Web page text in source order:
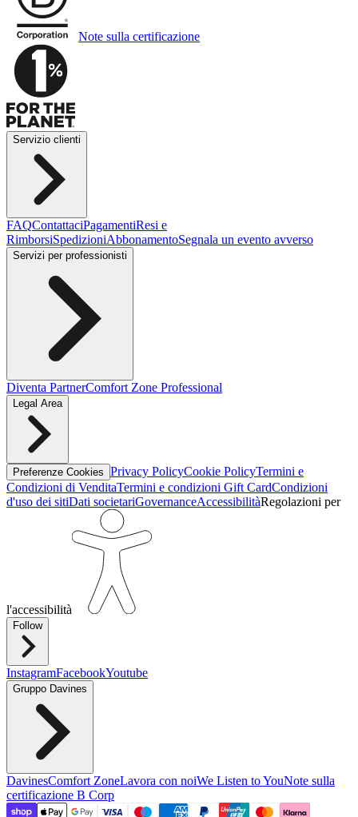
Note sulla certificazione
Servizio clienti
FAQContattaciPagamentiResi e
RimborsiSpedizioniAbbonamentoSegnala un evento avverso
Servizi per professionisti
Diventa PartnerComfort Zone Professional
Legal Area
Preferenze Cookies Privacy PolicyCookie PolicyTermini e
Condizioni di VenditaTermini e condizioni Gift CardCondizioni
d'uso dei sitiDati societariGovernanceAccessibilitàRegolazioni per
l'accessibilità
Follow
InstagramFacebookYoutube
Gruppo Davines
DavinesComfort ZoneLavora con noiWe Listen to YouNote sulla
certificazione B Corp